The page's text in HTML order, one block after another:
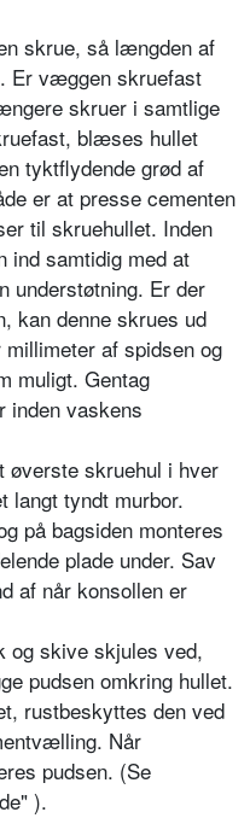
skrue, så længden af
Er væggen skruefast
skruer i samtlige
blæses hullet
tyktflydende grød af
er at presse cementen
til skruehullet. Inden
ind samtidig med at
understøtning. Er der
kan denne skrues ud
af spidsen og
muligt. Gentag
inden vaskens
øverste skruehul i hver
langt tyndt murbor.
på bagsiden monteres
plade under. Sav
af når konsollen er
og skive skjules ved,
pudsen omkring hullet.
rustbeskyttes den ved
Når
pudsen. (Se
).